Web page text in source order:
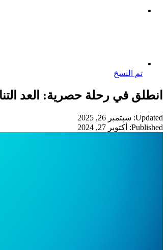
تم النسخ
انطلق في رحلة حصرية: العد
Updated: سبتمبر 26, 2025
Published: أكتوبر 27, 2024